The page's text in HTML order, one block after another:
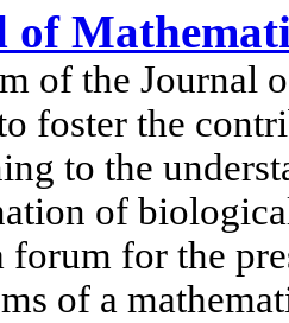
of
of the Journal
foster the
to the
of
forum for the
of a